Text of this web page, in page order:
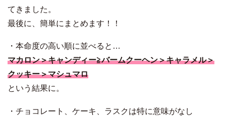
てきました。
最後に、簡単にまとめます！！
・本命度の高い順に並べると…
マカロン＞キャンディー≧バームクーヘン＞キャラメル＞
クッキー＞マシュマロ
という結果に。
・チョコレート、ケーキ、ラスクは特に意味がなし